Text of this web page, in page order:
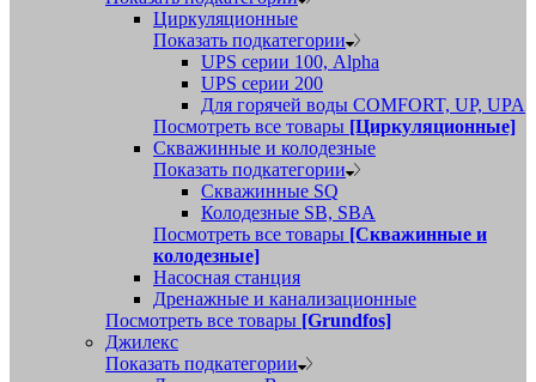
Циркуляционные
Показать подкатегории
UPS серии 100, Alpha
UPS серии 200
Для горячей воды COMFORT, UP, UPA
Посмотреть все товары [Циркуляционные]
Скважинные и колодезные
Показать подкатегории
Скважинные SQ
Колодезные SB, SBA
Посмотреть все товары [Скважинные и
колодезные]
Насосная станция
Дренажные и канализационные
Посмотреть все товары [Grundfos]
Джилекс
Показать подкатегории